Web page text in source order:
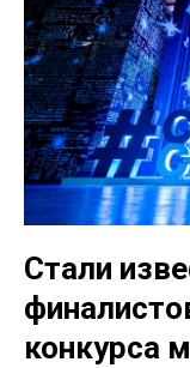
Стали
конкурса